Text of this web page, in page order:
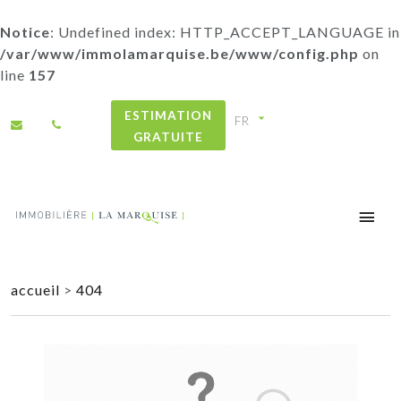
Notice: Undefined index: HTTP_ACCEPT_LANGUAGE in
/var/www/immolamarquise.be/www/config.php on
line 157
ESTIMATION
GRATUITE
accueil > 404